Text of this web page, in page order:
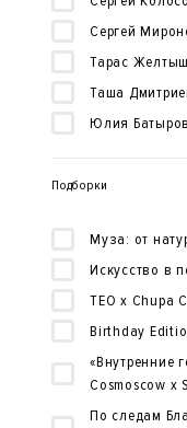
Сергей
Тарас
Таша
Юлия
Подборки
Муза: от
Искусство в
TEO x Chupa
Birthday
«Внутренние
Cosmoscow x
По следам